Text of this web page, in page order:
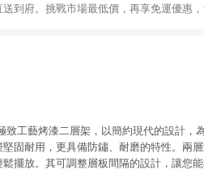
到府。挑戰市場最低價，再享免運優惠
工藝烤漆二層架，以簡約現代的設計，
固耐用，更具備防鏽、耐磨的特性。兩
擺放。其可調整層板間隔的設計，讓您